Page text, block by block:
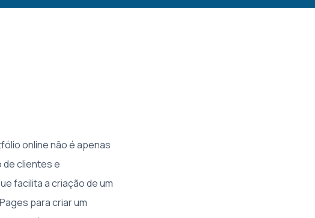
online não é apenas
de clientes e
facilita a criação de um
para criar um